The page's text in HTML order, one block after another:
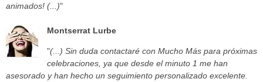
animados! (...)"
Montserrat Lurbe
"(...) Sin duda contactaré con Mucho Más para próximas
celebraciones, ya que desde el minuto 1 me han
asesorado y han hecho un seguimiento personalizado excelente.